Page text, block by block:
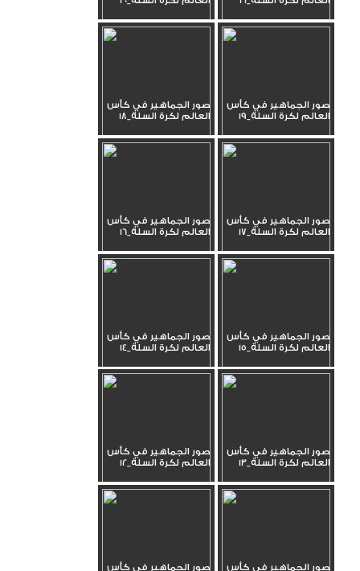
صور الجماهير في كأس
العالم لكرة السلة_19
صور الجماهير في كأس
العالم لكرة السلة_18
صور الجماهير في كأس
العالم لكرة السلة_17
صور الجماهير في كأس
العالم لكرة السلة_16
صور الجماهير في كأس
العالم لكرة السلة_15
صور الجماهير في كأس
العالم لكرة السلة_14
صور الجماهير في كأس
العالم لكرة السلة_13
صور الجماهير في كأس
العالم لكرة السلة_12
صور الجماهير في كأس
صور الجماهير في كأس